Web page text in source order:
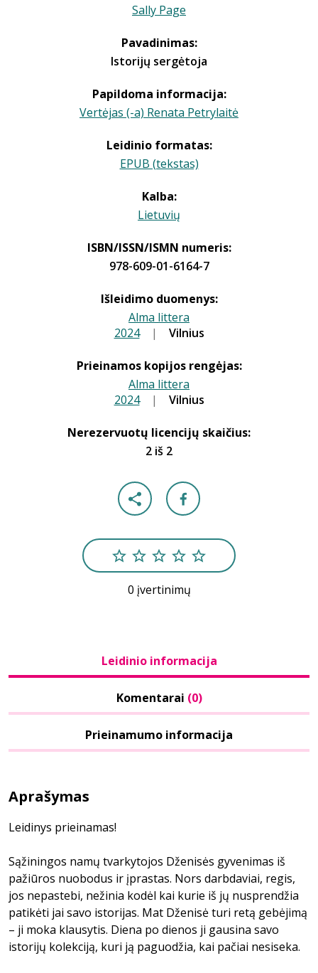
Sally Page
Pavadinimas:
Istorijų sergėtoja
Papildoma informacija:
Vertėjas (-a) Renata Petrylaitė
Leidinio formatas:
EPUB (tekstas)
Kalba:
Lietuvių
ISBN/ISSN/ISMN numeris:
978-609-01-6164-7
Išleidimo duomenys:
Alma littera
2024 | Vilnius
Prieinamos kopijos rengėjas:
Alma littera
2024 | Vilnius
Nerezervuotų licencijų skaičius:
2 iš 2
0 įvertinimų
Leidinio informacija
Komentarai (0)
Prieinamumo informacija
Aprašymas
Leidinys prieinamas!
Sąžiningos namų tvarkytojos Dženisės gyvenimas iš
pažiūros nuobodus ir įprastas. Nors darbdaviai, regis,
jos nepastebi, nežinia kodėl kai kurie iš jų nusprendžia
patikėti jai savo istorijas. Mat Dženisė turi retą gebėjimą
– ji moka klausytis. Diena po dienos ji gausina savo
istorijų kolekciją, kuri ją paguodžia, kai pačiai nesiseka.